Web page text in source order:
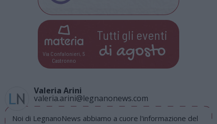
Via Confalonieri, 5
Castronno
Tutti gli eventi
di agosto
Valeria Arini
valeria.arini@legnanonews.com
Noi di LegnanoNews abbiamo a cuore l'informazione del